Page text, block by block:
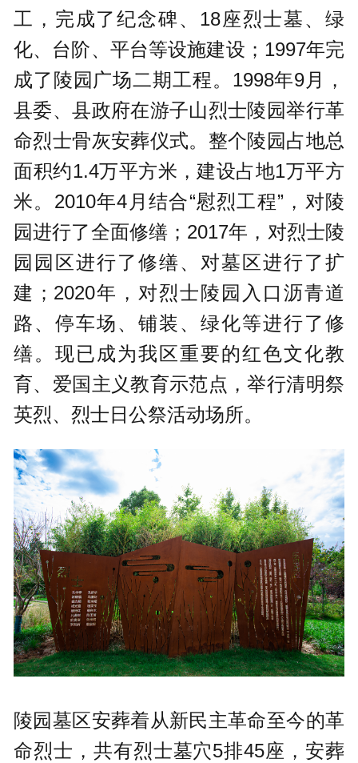
工，完成了纪念碑、18座烈士墓、绿
化、台阶、平台等设施建设；1997年完
成了陵园广场二期工程。1998年9月，
县委、县政府在游子山烈士陵园举行革
命烈士骨灰安葬仪式。整个陵园占地总
面积约1.4万平方米，建设占地1万平方
米。2010年4月结合“慰烈工程”，对陵
园进行了全面修缮；2017年，对烈士陵
园园区进行了修缮、对墓区进行了扩
建；2020年，对烈士陵园入口沥青道
路、停车场、铺装、绿化等进行了修
缮。现已成为我区重要的红色文化教
育、爱国主义教育示范点，举行清明祭
英烈、烈士日公祭活动场所。
陵园墓区安葬着从新民主革命至今的革
命烈士，共有烈士墓穴5排45座，安葬